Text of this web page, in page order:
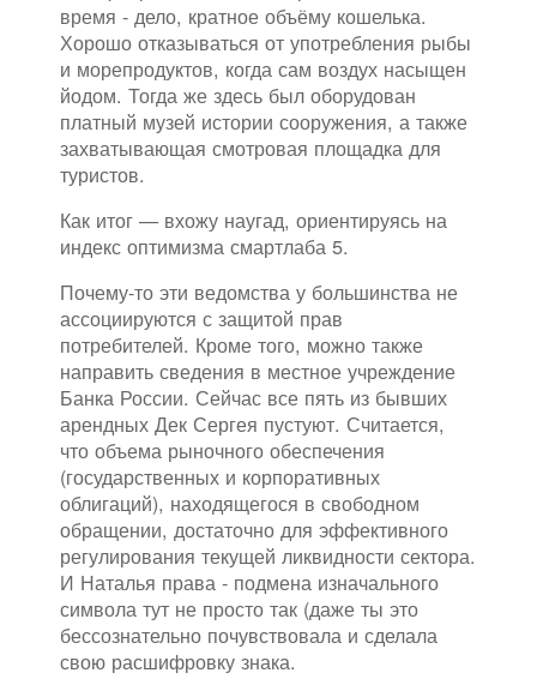
время - дело, кратное объёму кошелька.
Хорошо отказываться от употребления рыбы
и морепродуктов, когда сам воздух насыщен
йодом. Тогда же здесь был оборудован
платный музей истории сооружения, а также
захватывающая смотровая площадка для
туристов.
Как итог — вхожу наугад, ориентируясь на
индекс оптимизма смартлаба 5.
Почему-то эти ведомства у большинства не
ассоциируются с защитой прав
потребителей. Кроме того, можно также
направить сведения в местное учреждение
Банка России. Сейчас все пять из бывших
арендных Дек Сергея пустуют. Считается,
что объема рыночного обеспечения
(государственных и корпоративных
облигаций), находящегося в свободном
обращении, достаточно для эффективного
регулирования текущей ликвидности сектора.
И Наталья права - подмена изначального
символа тут не просто так (даже ты это
бессознательно почувствовала и сделала
свою расшифровку знака.